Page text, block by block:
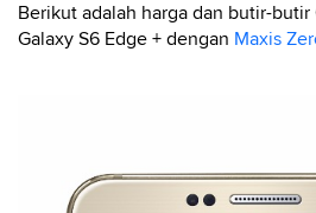
Berikut adalah harga dan butir-butir
Galaxy S6 Edge + dengan Maxis